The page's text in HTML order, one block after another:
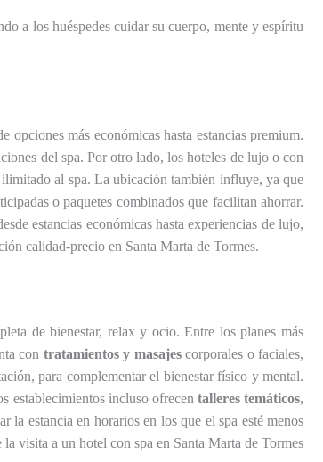
a los huéspedes cuidar su cuerpo, mente y espíritu
opciones más económicas hasta estancias premium.
del spa. Por otro lado, los hoteles de lujo o con
ilimitado al spa. La ubicación también influye, ya que
o paquetes combinados que facilitan ahorrar.
estancias económicas hasta experiencias de lujo,
calidad-precio en Santa Marta de Tormes.
de bienestar, relax y ocio. Entre los planes más
con tratamientos y masajescorporales o faciales,
para complementar el bienestar físico y mental.
establecimientos incluso ofrecen talleres temáticos,
la estancia en horarios en los que el spa esté menos
visita a un hotel con spa en Santa Marta de Tormes